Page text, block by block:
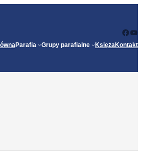
Parafia Grupy parafialne KsiężaKontakt